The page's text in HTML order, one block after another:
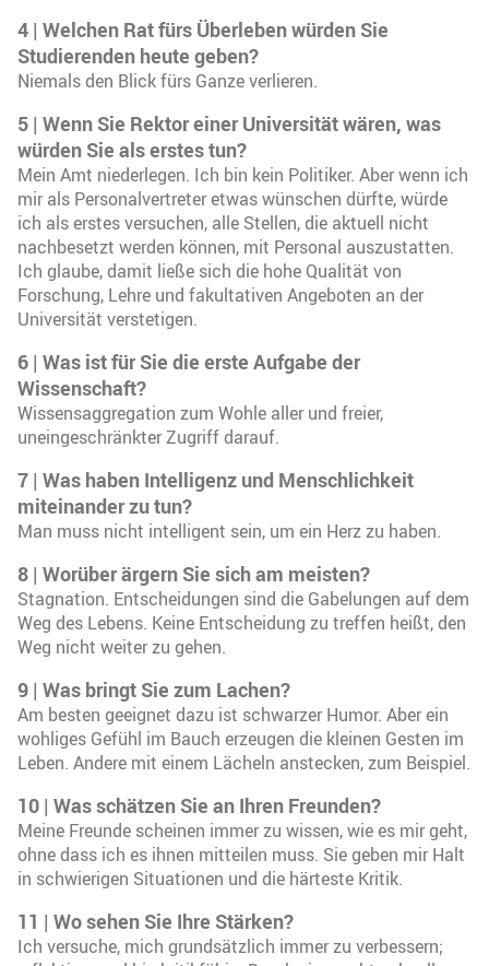
4 | Welchen Rat fürs Überleben würden Sie
Studierenden heute geben?
Niemals den Blick fürs Ganze verlieren.
5 | Wenn Sie Rektor einer Universität wären, was
würden Sie als erstes tun?
Mein Amt niederlegen. Ich bin kein Politiker. Aber wenn ich
mir als Personalvertreter etwas wünschen dürfte, würde
ich als erstes versuchen, alle Stellen, die aktuell nicht
nachbesetzt werden können, mit Personal auszustatten.
Ich glaube, damit ließe sich die hohe Qualität von
Forschung, Lehre und fakultativen Angeboten an der
Universität verstetigen.
6 | Was ist für Sie die erste Aufgabe der
Wissenschaft?
Wissensaggregation zum Wohle aller und freier,
uneingeschränkter Zugriff darauf.
7 | Was haben Intelligenz und Menschlichkeit
miteinander zu tun?
Man muss nicht intelligent sein, um ein Herz zu haben.
8 | Worüber ärgern Sie sich am meisten?
Stagnation. Entscheidungen sind die Gabelungen auf dem
Weg des Lebens. Keine Entscheidung zu treffen heißt, den
Weg nicht weiter zu gehen.
9 | Was bringt Sie zum Lachen?
Am besten geeignet dazu ist schwarzer Humor. Aber ein
wohliges Gefühl im Bauch erzeugen die kleinen Gesten im
Leben. Andere mit einem Lächeln anstecken, zum Beispiel.
10 | Was schätzen Sie an Ihren Freunden?
Meine Freunde scheinen immer zu wissen, wie es mir geht,
ohne dass ich es ihnen mitteilen muss. Sie geben mir Halt
in schwierigen Situationen und die härteste Kritik.
11 | Wo sehen Sie Ihre Stärken?
Ich versuche, mich grundsätzlich immer zu verbessern;